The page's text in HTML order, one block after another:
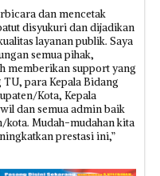
dan mencetak
disyukuri dan dijadikan
layanan publik. Saya
semua pihak,
memberikan support yang
TU, para Kepala Bidang
Kota, Kepala
dan semua admin baik
kota. Mudah-mudahan kita
prestasi ini,”